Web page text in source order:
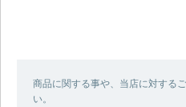
商品に関する事や、当店に対する
い。